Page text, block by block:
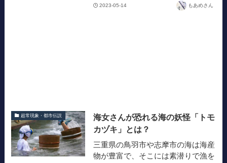
2023-05-14 もあめさん
超常現象・都市伝説
海女さんが恐れる海の妖怪「トモ
カヅキ」とは？
三重県の鳥羽市や志摩市の海は海産
物が豊富で、そこには素潜りで漁を